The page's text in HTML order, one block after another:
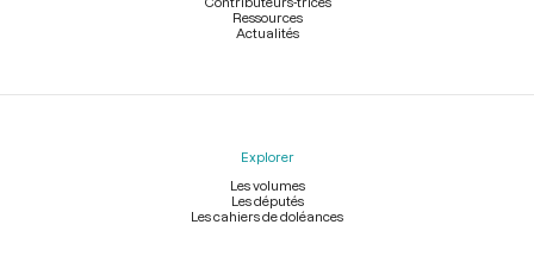
Ressources
Actualités
Explorer
Les volumes
Les députés
Les cahiers de doléances